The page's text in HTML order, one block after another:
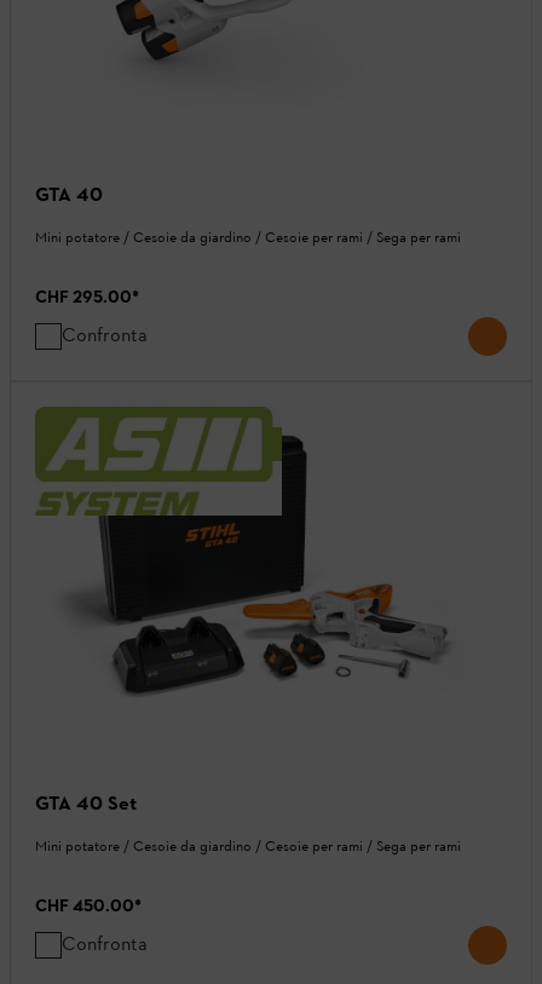
GTA 40
Mini potatore / Cesoie da giardino / Cesoie per rami / Sega per rami
CHF 295.00*
Confronta
GTA 40 Set
Mini potatore / Cesoie da giardino / Cesoie per rami / Sega per rami
CHF 450.00*
Confronta